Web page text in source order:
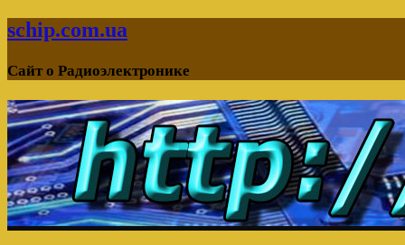
schip.com.ua
Сайт о Радиоэлектронике